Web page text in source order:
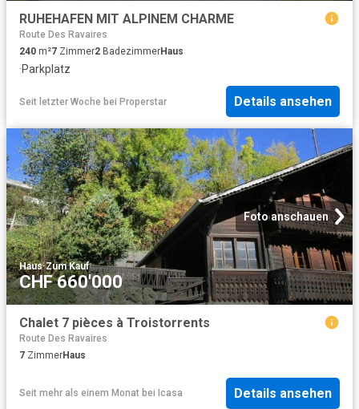
RUHEHAFEN MIT ALPINEM CHARME
Route Des Ravaires
240 m²7 Zimmer2 BadezimmerHaus
·Parkplatz
Seit letzter Woche bei Properstar Details ansehen
Foto anschauen
Haus·Zum Kauf
CHF 660'000
Chalet 7 pièces à Troistorrents
Route Des Ravaires
7 ZimmerHaus
Seit mehr als einem Monat bei Icasa Details ansehen